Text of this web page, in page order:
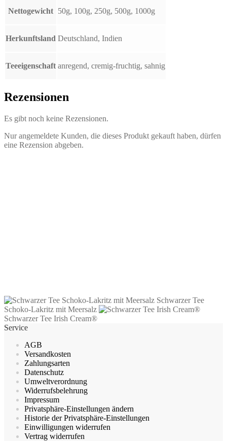
Nettogewicht 50g, 100g, 250g, 500g, 1000g
Herkunftsland Deutschland, Indien
Teeeigenschaft anregend, cremig-fruchtig, sahnig
Rezensionen
Es gibt noch keine Rezensionen.
Nur angemeldete Kunden, die dieses Produkt gekauft haben, dürfen
eine Rezension abgeben.
weist
mehrere
Varianten
Schwarzer Tee
Schoko-Lakritz mit Meersalz
Schwarzer Tee Irish Cream®
Service
AGB
Versandkosten
Zahlungsarten
Datenschutz
Umweltverordnung
Widerrufsbelehrung
Impressum
Privatsphäre-Einstellungen ändern
Historie der Privatsphäre-Einstellungen
Einwilligungen widerrufen
Vertrag widerrufen